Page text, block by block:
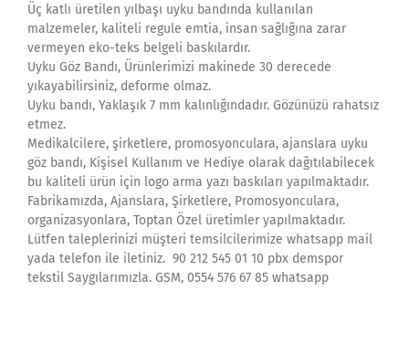
Üç katlı üretilen yılbaşı uyku bandında kullanılan
malzemeler, kaliteli regule emtia, insan sağlığına zarar
vermeyen eko-teks belgeli baskılardır.
Uyku Göz Bandı, Ürünlerimizi makinede 30 derecede
yıkayabilirsiniz, deforme olmaz.
Uyku bandı, Yaklaşık 7 mm kalınlığındadır. Gözünüzü rahatsız
etmez.
Medikalcilere, şirketlere, promosyonculara, ajanslara uyku
göz bandı, Kişisel Kullanım ve Hediye olarak dağıtılabilecek
bu kaliteli ürün için logo arma yazı baskıları yapılmaktadır.
Fabrikamızda, Ajanslara, Şirketlere, Promosyonculara,
organizasyonlara, Toptan Özel üretimler yapılmaktadır.
Lütfen taleplerinizi müşteri temsilcilerimize whatsapp mail
yada telefon ile iletiniz. 90 212 545 01 10 pbx demspor
tekstil Saygılarımızla. GSM, 0554 576 67 85 whatsapp